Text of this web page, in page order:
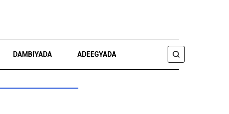
DAMBIYADA ADEEGYADA
RAADI